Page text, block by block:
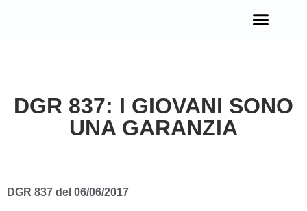
DGR 837: I GIOVANI SONO
UNA GARANZIA
DGR 837 del 06/06/2017